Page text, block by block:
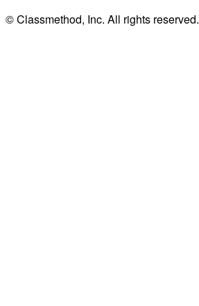
© Classmethod, Inc. All rights reserved.